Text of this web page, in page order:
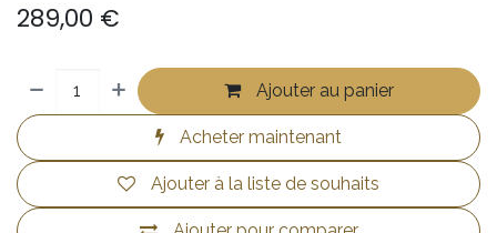
289,00 €
Ajouter au panier
Acheter maintenant
Ajouter à la liste de souhaits